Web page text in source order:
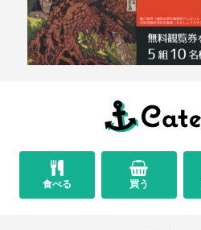
食べる 買う